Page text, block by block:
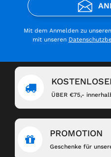
Mit dem Anmelden zu
mit unseren
ÜBER €75,-
PROMOTION
Geschenke für